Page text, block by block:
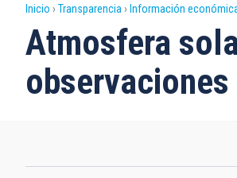
Sobrescribir
enlaces
de
a
Inicio Transparencia Información
Atmosfera
observaciones